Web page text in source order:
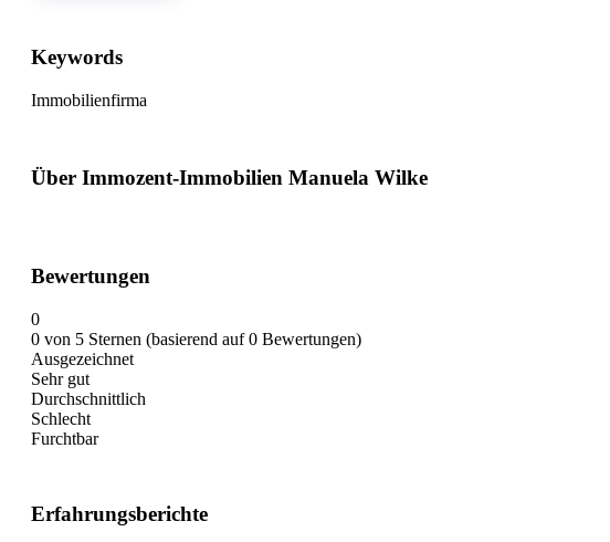
Keywords
Immobilienfirma
Über Immozent-Immobilien Manuela Wilke
Bewertungen
0
0 von 5 Sternen (basierend auf 0 Bewertungen)
Ausgezeichnet
Sehr gut
Durchschnittlich
Schlecht
Furchtbar
Erfahrungsberichte